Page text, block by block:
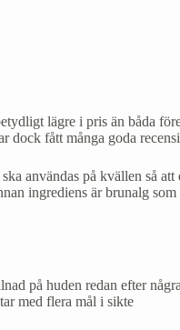
lägre i pris än båda
dock fått många goda
ska användas på kvällen så
ingrediens är brunalg
på huden redan efter
med flera mål i sikte